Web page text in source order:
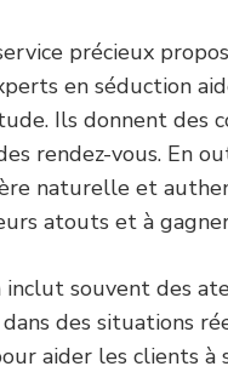
précieux
en séduction
Ils donnent des
rendez-vous. En
naturelle et
atouts et à gagner
souvent des
des situations
aider les clients à